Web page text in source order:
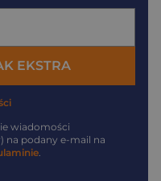
EKSTRA
wiadomości
na podany e-mail na